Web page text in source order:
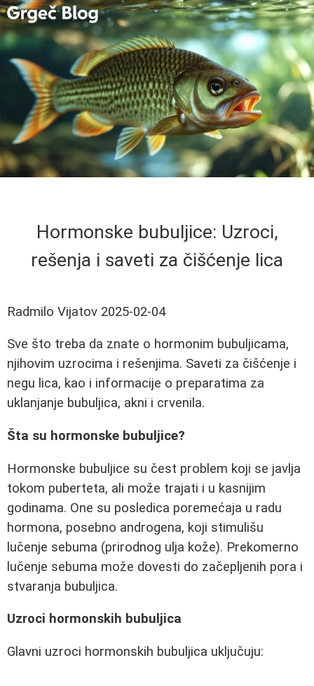
Hormonske bubuljice: Uzroci,
rešenja i saveti za čišćenje lica
Radmilo Vijatov 2025-02-04
Sve što treba da znate o hormonim bubuljicama,
njihovim uzrocima i rešenjima. Saveti za čišćenje i
negu lica, kao i informacije o preparatima za
uklanjanje bubuljica, akni i crvenila.
Šta su hormonske bubuljice?
Hormonske bubuljice su čest problem koji se javlja
tokom puberteta, ali može trajati i u kasnijim
godinama. One su posledica poremećaja u radu
hormona, posebno androgena, koji stimulišu
lučenje sebuma (prirodnog ulja kože). Prekomerno
lučenje sebuma može dovesti do začepljenih pora i
stvaranja bubuljica.
Uzroci hormonskih bubuljica
Glavni uzroci hormonskih bubuljica uključuju: